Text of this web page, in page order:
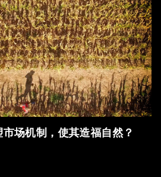
场机制，使其造福自然？